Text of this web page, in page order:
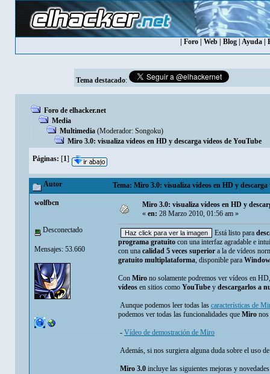
Foro| Web| Blog| Ayuda|
Tema destacado:
Foro de elhacker.net
Media
Multimedia (Moderador: Songoku)
Miro 3.0: visualiza vídeos en HD y descarga vídeos de YouTube
Páginas: [1]
Autor Tema: Miro 3.0: visualiza vídeos en HD y
wolfbcn
Desconectado
Mensajes: 53.660
Miro 3.0: visualiza vídeos en HD y
«en:28 Marzo 2010, 01:56 am »
Está listo para
programa gratuitocon una interfaz agradable e
con unacalidad 5 veces superiora la de vídeos
gratuito multiplataforma, disponible para
ConMirono solamente podremos ver vídeos en
vídeosen sitios comoYouTubeydescargarlos a
Aunque podemos leer todas lascaracterísticas de
podemos ver todas las funcionalidades queMiro
-Vídeo de demostración de Miro
Además, si nos surgiera alguna duda sobre el uso
Miro 3.0incluye las siguientes mejoras y